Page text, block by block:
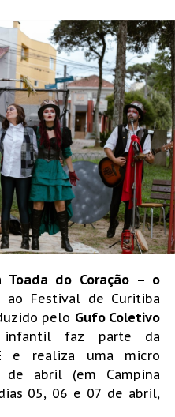
Toada do Coração – o
ao Festival de Curitiba
pelo Gufo Coletivo
faz parte da
e realiza uma micro
abril (em Campina
05, 06 e 07 de abril,